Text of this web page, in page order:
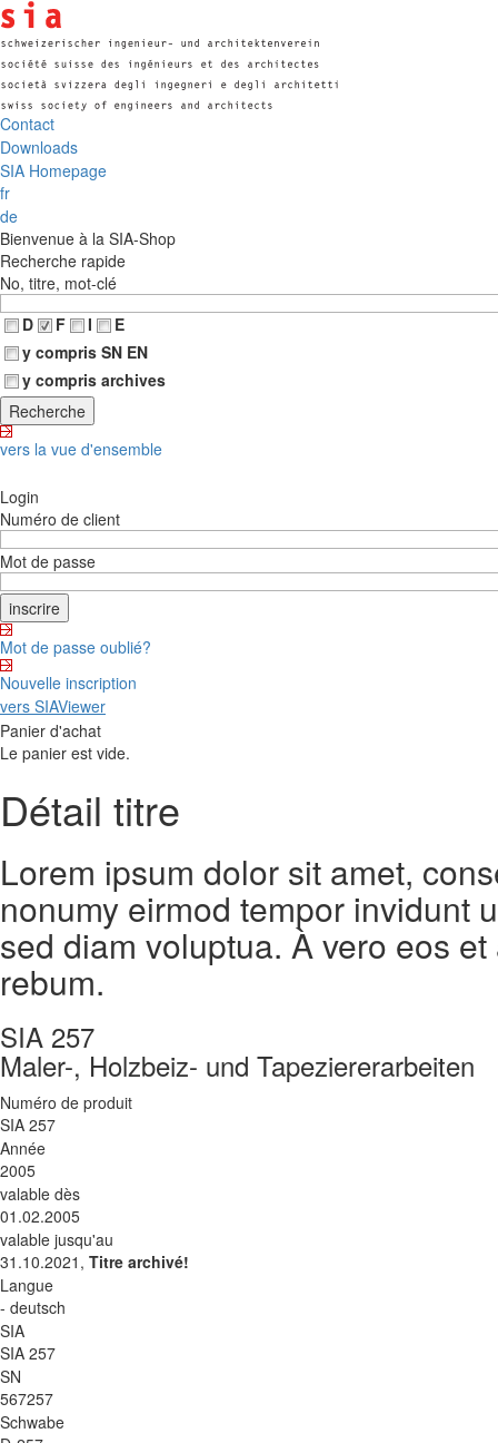
Contact
Downloads
SIA Homepage
fr
de
Bienvenue à la SIA-Shop
Recherche rapide
No, titre, mot-clé
D
F I
E
y compris SN EN
y compris archives
vers la vue d'ensemble
Login
Numéro de client
Mot de passe
Mot de passe oublié?
Nouvelle inscription
vers SIAViewer
Panier d'achat
Le panier est vide.
Détail titre
Lorem ipsum dolor sit amet,
nonumy eirmod tempor invidunt
sed diam voluptua. À vero eos
rebum.
SIA 257
Maler-, Holzbeiz- und Tapeziererarbeiten
Numéro de produit
SIA 257
Année
2005
valable dès
01.02.2005
valable jusqu'au
31.10.2021, Titre archivé!
Langue
- deutsch
SIA
SIA 257
SN
567257
Schwabe